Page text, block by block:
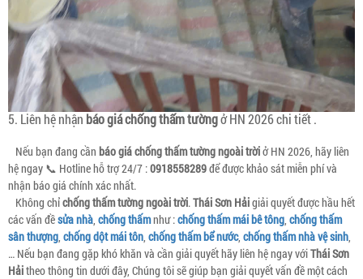
5. Liên hệ nhận báo giá chống thấm tườngở HN 2026 chi tiết .
Nếu bạn đang cần báo giá chống thấm tường ngoài trờiở HN 2026, hãy liên
hệ ngay 📞 Hotline hỗ trợ 24/7 :0918558289để được khảo sát miễn phí và
nhận báo giá chính xác nhất.
Không chỉchống thấm tường ngoài trời.Thái Sơn Hảigiải quyết được hầu hết
các vấn đềsửa nhà, chống thấmnhư :chống thấm mái bê tông, chống thấm
sân thượng, chống dột mái tôn, chống thấm bể nước, chống thấm nhà vệ sinh,
… Nếu bạn đang gặp khó khăn và cần giải quyết hãy liên hệ ngay vớiThái Sơn
Hảitheo thông tin dưới đây, Chúng tôi sẽ giúp bạn giải quyết vấn đề một cách